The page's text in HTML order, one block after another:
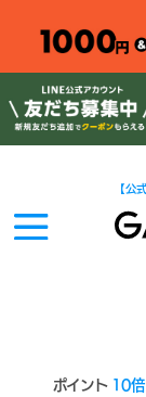
ポイント 10倍
【公